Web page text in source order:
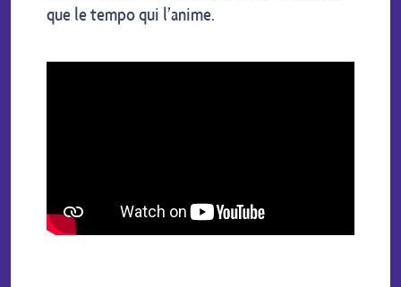
que le tempo qui l’anime.